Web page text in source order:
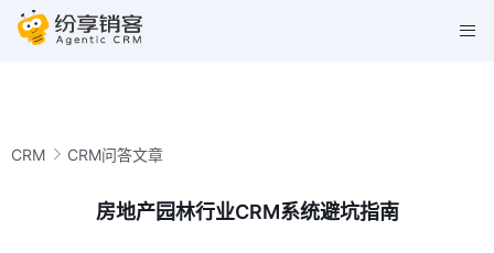
CRM CRM问答文章
房地产园林行业CRM系统避坑指南